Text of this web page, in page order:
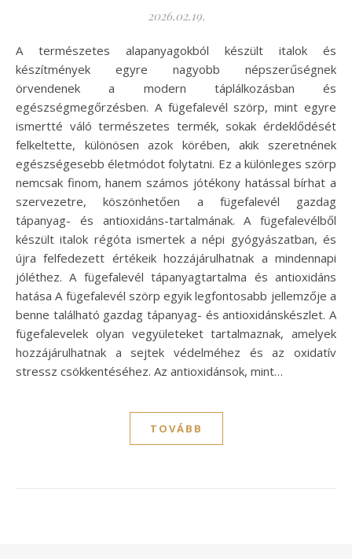
2026.02.19.
A természetes alapanyagokból készült italok és
készítmények egyre nagyobb népszerűségnek
örvendenek a modern táplálkozásban és
egészségmegőrzésben. A fügefalevél szörp, mint egyre
ismertté váló természetes termék, sokak érdeklődését
felkeltette, különösen azok körében, akik szeretnének
egészségesebb életmódot folytatni. Ez a különleges szörp
nemcsak finom, hanem számos jótékony hatással bírhat a
szervezetre, köszönhetően a fügefalevél gazdag
tápanyag- és antioxidáns-tartalmának. A fügefalevélből
készült italok régóta ismertek a népi gyógyászatban, és
újra felfedezett értékeik hozzájárulhatnak a mindennapi
jóléthez. A fügefalevél tápanyagtartalma és antioxidáns
hatása A fügefalevél szörp egyik legfontosabb jellemzője a
benne található gazdag tápanyag- és antioxidánskészlet. A
fügefalevelek olyan vegyületeket tartalmaznak, amelyek
hozzájárulhatnak a sejtek védelméhez és az oxidatív
stressz csökkentéséhez. Az antioxidánsok, mint…
TOVÁBB